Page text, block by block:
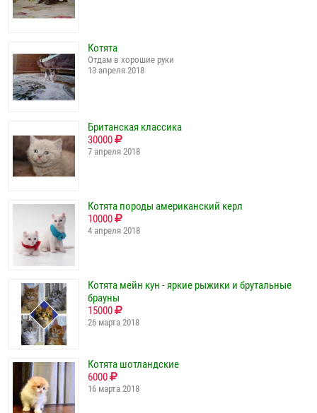
Котята
Отдам в хорошие руки
13 апреля 2018
Британская классика
30000
7 апреля 2018
Котята породы американский керл
10000
4 апреля 2018
Котята мейн кун - яркие рыжики и брутальные
брауны
15000
26 марта 2018
Котята шотландские
6000
16 марта 2018